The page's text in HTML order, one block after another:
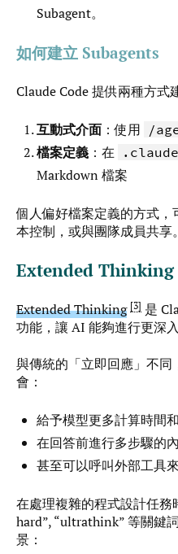
Subagent。
如何建立 Subagents
Claude Code 提供兩種方式
互動式介面 ：使用 /
檔案定義 ：在
Markdown 檔案
個人偏好檔案定義的方式，
本控制，或與團隊成員共享。
Extended Thinking
Extended Thinking 3 是
功能，讓 AI 能夠進行更深
與傳統的「立即回應」不
會：
給予模型更多計算時間
在回答前進行多步驟的
甚至可以呼叫外部工具
在處理複雜的程式設計任
hard”, “ultrathink” 等關鍵
景：